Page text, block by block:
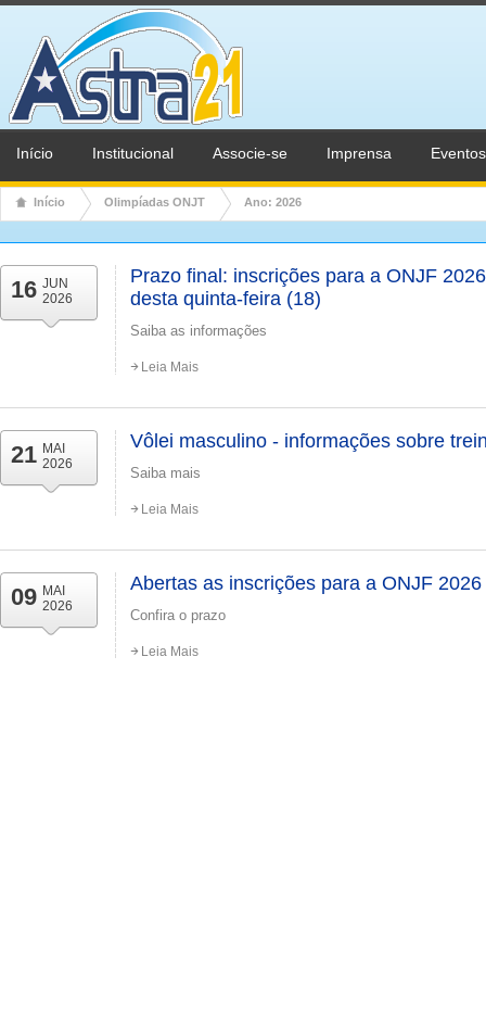
Início Institucional Associe-se Imprensa Eventos
Início Olimpíadas ONJT Ano: 2026
16 JUN
2026
Prazo final: inscrições para a ONJF
desta quinta-feira (18)
Saiba as informações
Leia Mais
21 MAI
2026
Vôlei masculino - informações sobre
Saiba mais
Leia Mais
09 MAI
2026
Abertas as inscrições para a ONJF 2026
Confira o prazo
Leia Mais